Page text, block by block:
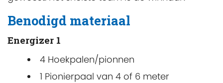
Benodigd materiaal
Energizer 1
4 Hoekpalen/pionnen
1 Pionierpaal van 4 of 6 meter